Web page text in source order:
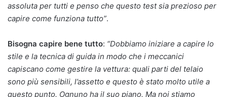
assoluta per tutti e penso che questo test sia prezioso per
capire come funziona tutto”.
Bisogna capire bene tutto: “Dobbiamo iniziare a capire lo
stile e la tecnica di guida in modo che i meccanici
capiscano come gestire la vettura: quali parti del telaio
sono più sensibili, l’assetto e questo è stato molto utile a
questo punto. Ognuno ha il suo piano. Ma noi stiamo